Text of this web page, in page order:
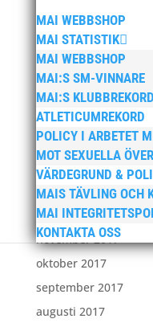
MAI WEBBSHOP
MAI STATISTIK
MAI WEBBSHOP
MAI:S SM-VINNARE
MAI:S KLUBBREKORD
ATLETICUMREKORD
POLICY I ARBETET
MOT SEXUELLA
VÄRDEGRUND &
MAIS TÄVLING OCH
MAI
KONTAKTA OSS
augusti 2018
juli 2018
juni 2018
maj 2018
april 2018
mars 2018
februari 2018
januari 2018
december 2017
november 2017
oktober 2017
september 2017
augusti 2017